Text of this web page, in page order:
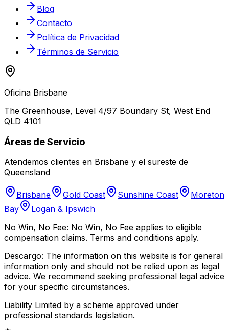
Blog
Contacto
Política de Privacidad
Términos de Servicio
Oficina Brisbane
The Greenhouse, Level 4/97 Boundary St, West End
QLD 4101
Áreas de Servicio
Atendemos clientes en Brisbane y el sureste de
Queensland
Brisbane Gold Coast Sunshine Coast
Moreton
Bay
Logan & Ipswich
No Win, No Fee: No Win, No Fee applies to eligible
compensation claims. Terms and conditions apply.
Descargo: The information on this website is for general
information only and should not be relied upon as legal
advice. We recommend seeking professional legal advice
for your specific circumstances.
Liability Limited by a scheme approved under
professional standards legislation.